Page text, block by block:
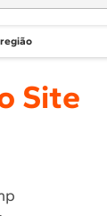
Atendimento
Site